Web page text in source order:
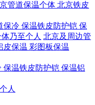
管道保温个体 北京铁皮
冷 保温铁皮防护铠 保
乃至个人 北京及周边管
皮保温 彩图板保温
保温铁皮防护铠 保温铝
人